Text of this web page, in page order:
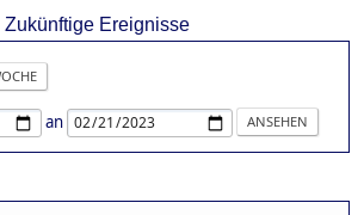
Zukünftige Ereignisse
an